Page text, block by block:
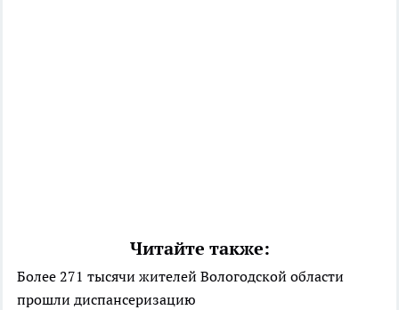
Читайте также:
Более 271 тысячи жителей Вологодской области
прошли диспансеризацию